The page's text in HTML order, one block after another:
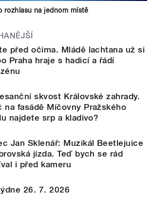
rozhlasu na jednom místě
před očima. Mládě lachtana už si
Praha hraje s hadicí a řádí
skvost Královské zahrady.
na fasádě Míčovny Pražského
najdete srp a kladivo?
Jan Sklenář: Muzikál Beetlejuice
jízda. Teď bych se rád
i před kameru
26. 7. 2026